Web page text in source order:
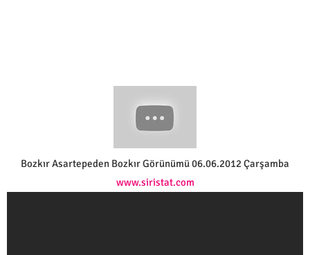
Bozkır Asartepeden Bozkır Görünümü 06.06.2012 Çarşamba
www.siristat.com